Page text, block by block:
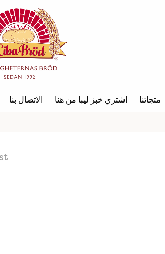
متجاتنا اشتري خبز ليبا من هنا الاتصال بنا